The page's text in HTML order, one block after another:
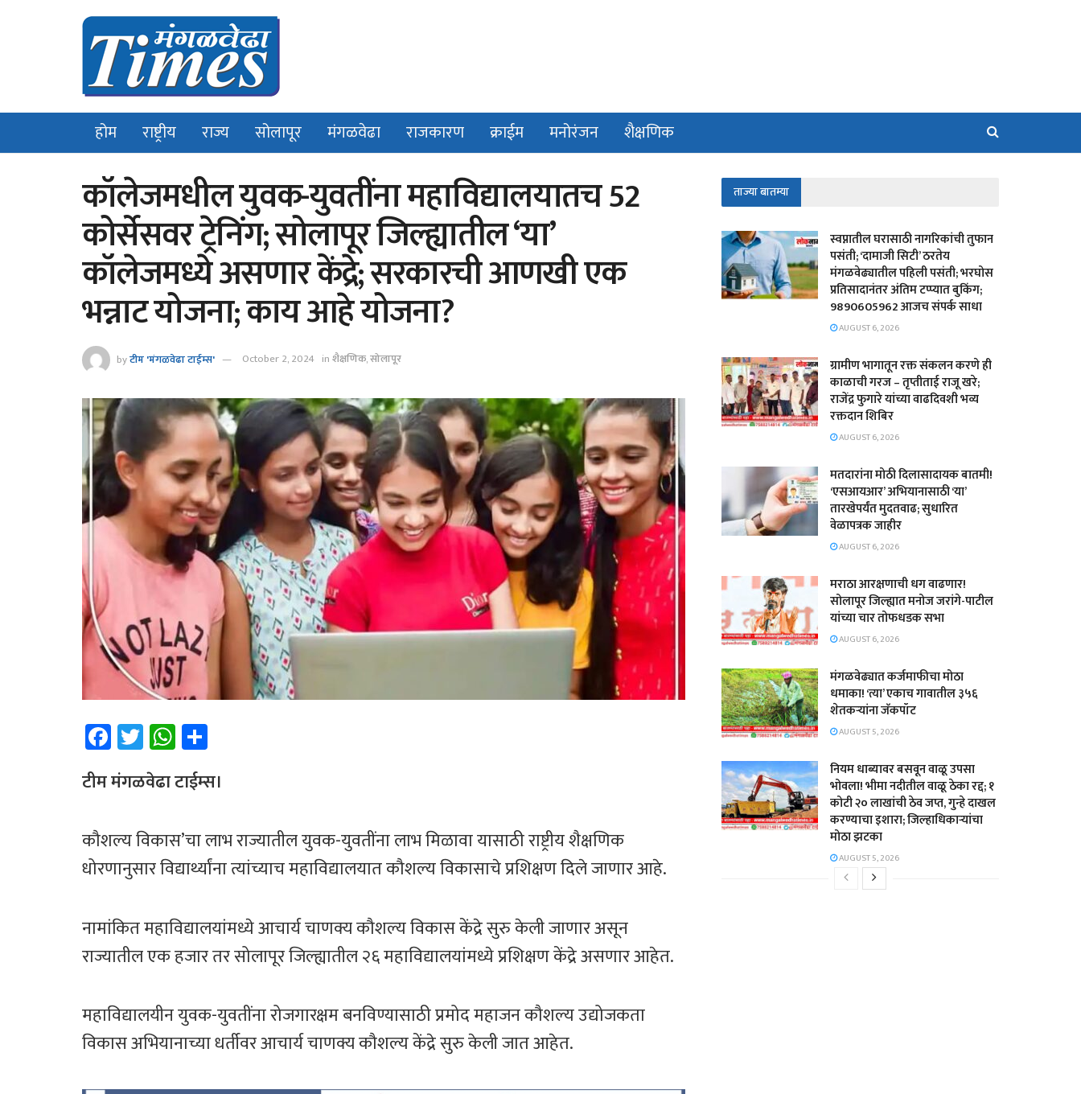
होम राष्ट्रीय राज्य सोलापूर मंगळवेढा राजकारण क्राईम मनोरंजन शैक्षणिक
कॉलेजमधील युवक-युवतींना महाविद्यालयातच 52
कोर्सेसवर ट्रेनिंग; सोलापूर जिल्ह्यातील ‘या’
कॉलेजमध्ये असणार केंद्रे; सरकारची आणखी एक
भन्नाट योजना; काय आहे योजना?
byटीम 'मंगळवेढा टाईम्स' October 2, 2024 inशैक्षणिक,सोलापूर
Fa
ce
b
ok
T
wi
tt
W
h
at
p
p
e
टीम मंगळवेढा टाईम्स।
कौशल्य विकास’चा लाभ राज्यातील युवक-युवतींना लाभ मिळावा यासाठी राष्ट्रीय शैक्षणिक
धोरणानुसार विद्यार्थ्यांना त्यांच्याच महाविद्यालयात कौशल्य विकासाचे प्रशिक्षण दिले जाणार आहे.
नामांकित महाविद्यालयांमध्ये आचार्य चाणक्य कौशल्य विकास केंद्रे सुरु केली जाणार असून
राज्यातील एक हजार तर सोलापूर जिल्ह्यातील २६ महाविद्यालयांमध्ये प्रशिक्षण केंद्रे असणार आहेत.
महाविद्यालयीन युवक-युवतींना रोजगारक्षम बनविण्यासाठी प्रमोद महाजन कौशल्य उद्योजकता
विकास अभियानाच्या धर्तीवर आचार्य चाणक्य कौशल्य केंद्रे सुरु केली जात आहेत.
ताज्या बातम्या
स्वप्नातील घरासाठी नागरिकांची तुफान
पसंती; ‘दामाजी सिटी’ ठरतेय
मंगळवेढ्यातील पहिली पसंती; भरघोस
प्रतिसादानंतर अंतिम टप्प्यात बुकिंग;
9890605962 आजच संपर्क साधा
AUGUST 6, 2026
ग्रामीण भागातून रक्त संकलन करणे ही
काळाची गरज – तृप्तीताई राजू खरे;
राजेंद्र फुगारे यांच्या वाढदिवशी भव्य
रक्तदान शिबिर
AUGUST 6, 2026
मतदारांना मोठी दिलासादायक बातमी!
‘एसआयआर’ अभियानासाठी ‘या’
तारखेपर्यंत मुदतवाढ; सुधारित
वेळापत्रक जाहीर
AUGUST 6, 2026
मराठा आरक्षणाची धग वाढणार!
सोलापूर जिल्ह्यात मनोज जरांगे-पाटील
यांच्या चार तोफधडक सभा
AUGUST 6, 2026
मंगळवेढ्यात कर्जमाफीचा मोठा
धमाका! ‘त्या’ एकाच गावातील ३५६
शेतकऱ्यांना जॅकपॉट
AUGUST 5, 2026
नियम धाब्यावर बसवून वाळू उपसा
भोवला! भीमा नदीतील वाळू ठेका रद्द; १
कोटी २० लाखांची ठेव जप्त, गुन्हे दाखल
करण्याचा इशारा; जिल्हाधिकाऱ्यांचा
मोठा झटका
AUGUST 5, 2026